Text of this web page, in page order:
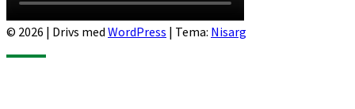
© 2026 | Drivs med WordPress | Tema: Nisarg